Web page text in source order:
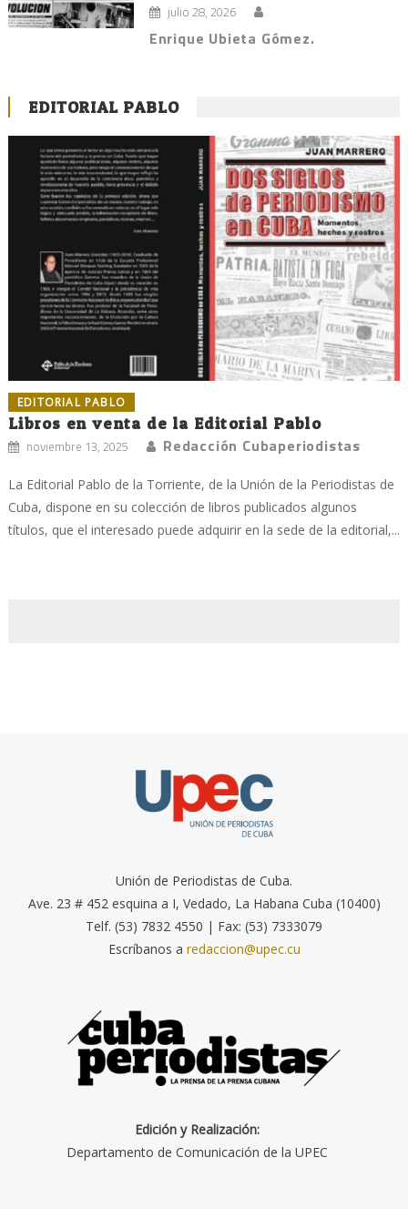
julio 28, 2026
Enrique Ubieta Gómez.
EDITORIAL PABLO
EDITORIAL PABLO
Libros en venta de la Editorial Pablo
noviembre 13, 2025 Redacción Cubaperiodistas
La Editorial Pablo de la Torriente, de la Unión de la Periodistas de
Cuba, dispone en su colección de libros publicados algunos
títulos, que el interesado puede adquirir en la sede de la editorial,...
Unión de Periodistas de Cuba.
Ave. 23 # 452 esquina a I, Vedado, La Habana Cuba (10400)
Telf. (53) 7832 4550 | Fax: (53) 7333079
Escríbanos a redaccion@upec.cu
Edición y Realización:
Departamento de Comunicación de la UPEC